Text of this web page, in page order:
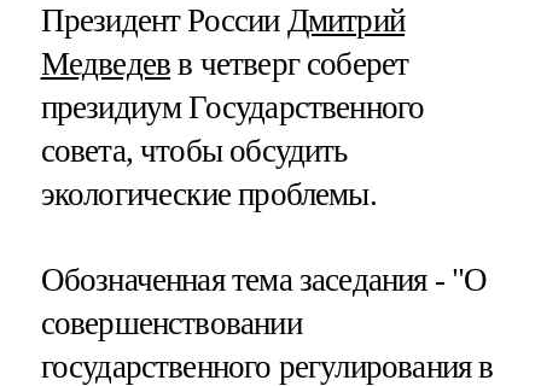
Президент России Дмитрий
Медведев в четверг соберет
президиум Государственного
совета, чтобы обсудить
экологические проблемы.
Обозначенная тема заседания - "О
совершенствовании
государственного регулирования в